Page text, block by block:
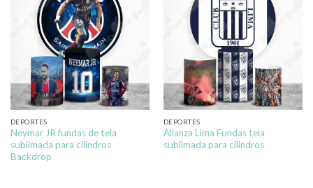
DEPORTES
Neymar JR fundas de tela
sublimada para cilindros
Backdrop
DEPORTES
Alianza Lima Fundas tela
sublimada para cilindros